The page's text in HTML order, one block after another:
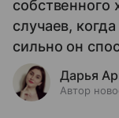
собственного
случаев,
сильно он
Дарья
Автор